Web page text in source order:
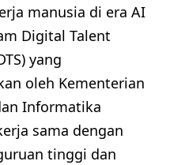
manusia di era AI
Digital Talent
yang
oleh Kementerian
Informatika
sama dengan
tinggi dan